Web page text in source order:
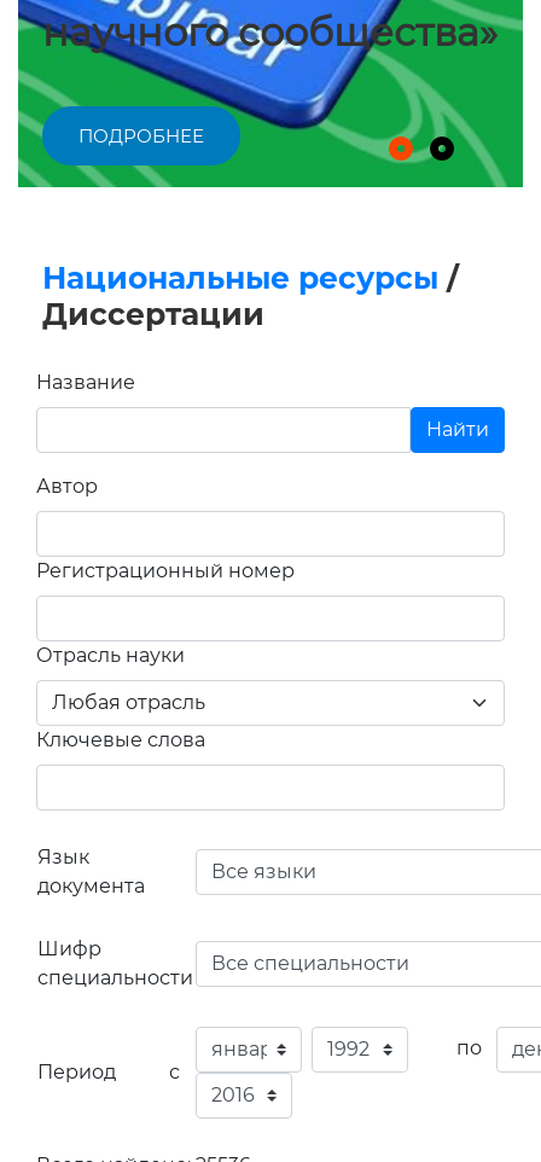
научного сообщества»
ПОДРОБНЕЕ
Национальные ресурсы /
Диссертации
Название
Автор
Регистрационный номер
Отрасль науки
Ключевые слова
Язык
документа
Шифр
специальности
Период с
по